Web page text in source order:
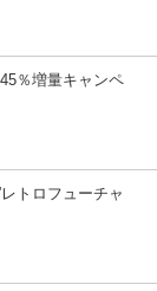
％増量キャンペ
トロフューチャ